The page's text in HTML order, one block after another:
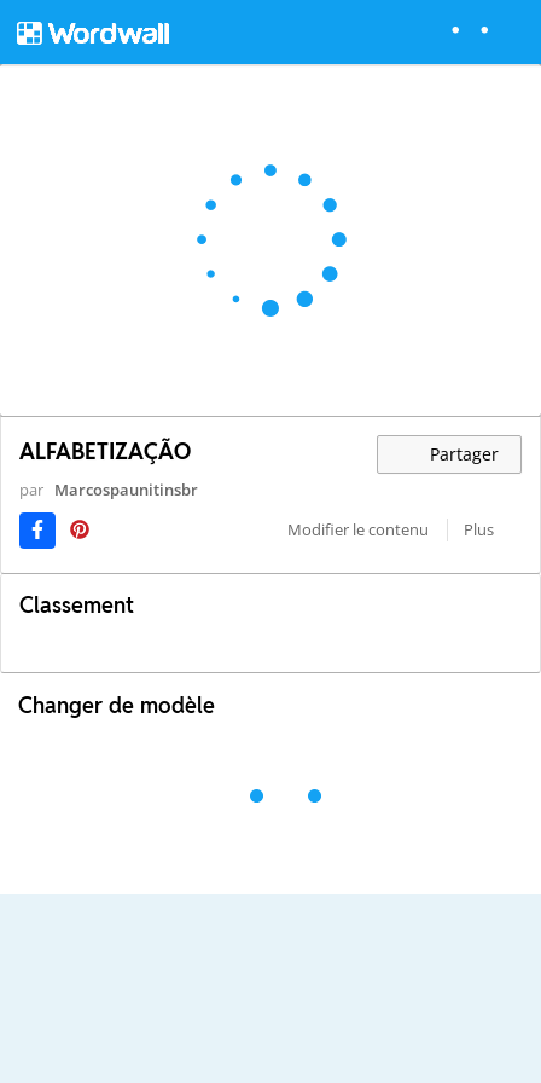
ALFABETIZAÇÃO Partager
par Marcospaunitinsbr
Modifier le contenu
Plus
Classement
Changer de modèle